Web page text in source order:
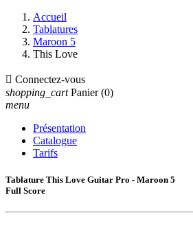
Accueil
Tablatures
Maroon 5
This Love
 Connectez-vous
shopping_cart Panier (0)
menu
Présentation
Catalogue
Tarifs
Tablature This Love Guitar Pro - Maroon 5
Full Score